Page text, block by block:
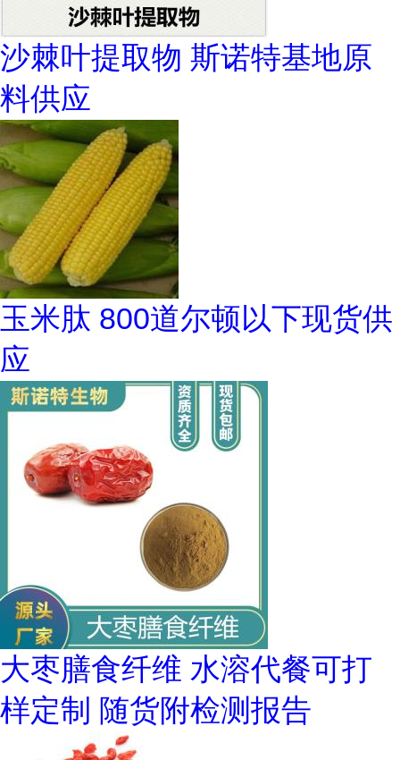
沙棘叶提取物 斯诺特基地原
料供应
玉米肽 800道尔顿以下现货供
应
大枣膳食纤维 水溶代餐可打
样定制 随货附检测报告